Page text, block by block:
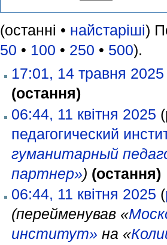
(останні • найстаріші)
50 • 100 • 250 • 500).
17:01, 14 травня 2025
(остання)
06:44, 11 квітня 2025
педагогический
гуманитарный
партнер») (остання)
06:44, 11 квітня 2025 (
(перейменував «
институт» на «